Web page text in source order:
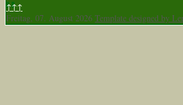
↑↑↑
Freitag, 07. August 2026 Template designed by